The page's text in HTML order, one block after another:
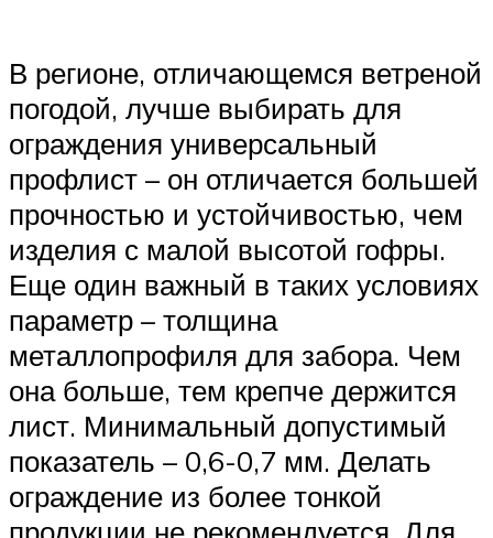
В регионе, отличающемся ветреной
погодой, лучше выбирать для
ограждения универсальный
профлист – он отличается большей
прочностью и устойчивостью, чем
изделия с малой высотой гофры.
Еще один важный в таких условиях
параметр – толщина
металлопрофиля для забора. Чем
она больше, тем крепче держится
лист. Минимальный допустимый
показатель – 0,6-0,7 мм. Делать
ограждение из более тонкой